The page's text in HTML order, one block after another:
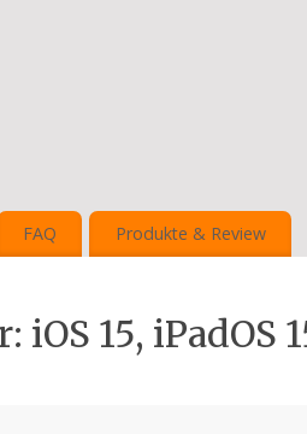
FAQ Produkte & Review
iOS 15, iPadOS